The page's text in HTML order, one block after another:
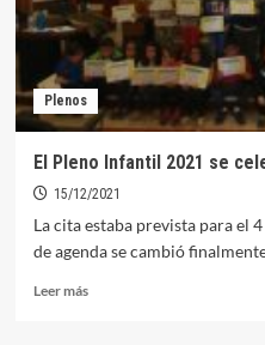
de
un
parque
canino
en
Orellana
Plenos
El Pleno Infantil 2021 se
15/12/2021
La cita estaba prevista para el
de agenda se cambió
Leer másLeer